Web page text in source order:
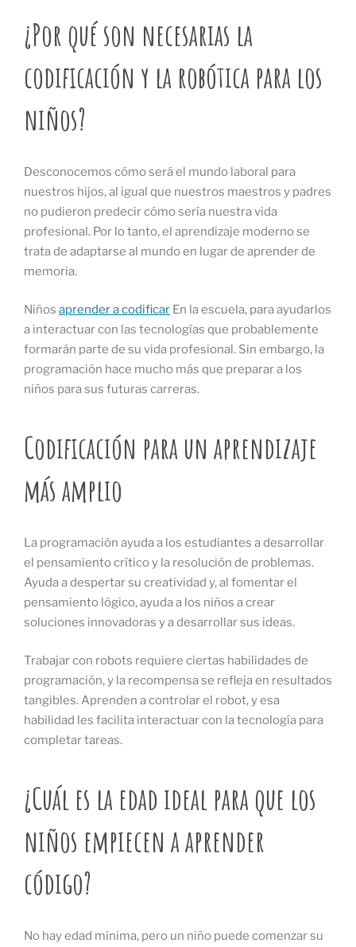
¿Por qué son necesarias la
codificación y la robótica para los
niños?
Desconocemos cómo será el mundo laboral para
nuestros hijos, al igual que nuestros maestros y padres
no pudieron predecir cómo sería nuestra vida
profesional. Por lo tanto, el aprendizaje moderno se
trata de adaptarse al mundo en lugar de aprender de
memoria.
Niños aprender a codificar En la escuela, para ayudarlos
a interactuar con las tecnologías que probablemente
formarán parte de su vida profesional. Sin embargo, la
programación hace mucho más que preparar a los
niños para sus futuras carreras.
Codificación para un aprendizaje
más amplio
La programación ayuda a los estudiantes a desarrollar
el pensamiento crítico y la resolución de problemas.
Ayuda a despertar su creatividad y, al fomentar el
pensamiento lógico, ayuda a los niños a crear
soluciones innovadoras y a desarrollar sus ideas.
Trabajar con robots requiere ciertas habilidades de
programación, y la recompensa se refleja en resultados
tangibles. Aprenden a controlar el robot, y esa
habilidad les facilita interactuar con la tecnología para
completar tareas.
¿Cuál es la edad ideal para que los
niños empiecen a aprender
código?
No hay edad mínima, pero un niño puede comenzar su